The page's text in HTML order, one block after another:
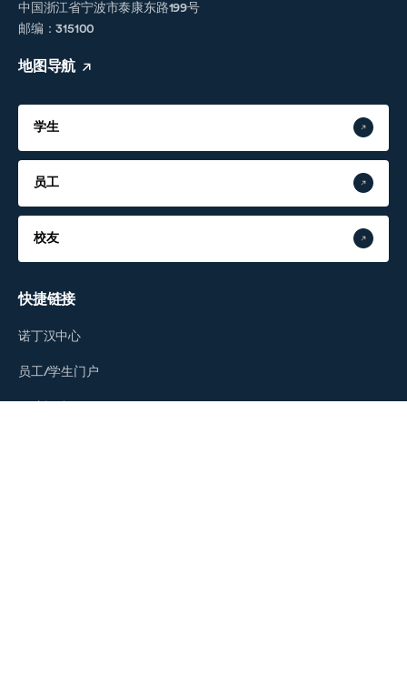
中国浙江省宁波市泰康东路199号
邮编：315100
地图导航
学生
员工
校友
快捷链接
诺丁汉中心
员工/学生门户